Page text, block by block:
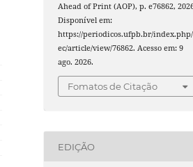
Ahead of Print (AOP), p. e76862,
Disponível em:
https://periodicos.ufpb.br/
ec/article/view/76862. Acesso em: 9
ago. 2026.
Fomatos de Citação
EDIÇÃO